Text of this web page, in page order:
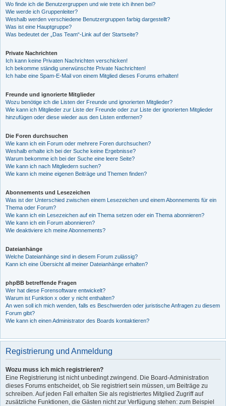
Wo finde ich die Benutzergruppen und wie trete ich ihnen bei?
Wie werde ich Gruppenleiter?
Weshalb werden verschiedene Benutzergruppen farbig dargestellt?
Was ist eine Hauptgruppe?
Was bedeutet der „Das Team“-Link auf der Startseite?
Private Nachrichten
Ich kann keine Privaten Nachrichten verschicken!
Ich bekomme ständig unerwünschte Private Nachrichten!
Ich habe eine Spam-E-Mail von einem Mitglied dieses Forums erhalten!
Freunde und ignorierte Mitglieder
Wozu benötige ich die Listen der Freunde und ignorierten Mitglieder?
Wie kann ich Mitglieder zur Liste der Freunde oder zur Liste der ignorierten Mitglieder
hinzufügen oder diese wieder aus den Listen entfernen?
Die Foren durchsuchen
Wie kann ich ein Forum oder mehrere Foren durchsuchen?
Weshalb erhalte ich bei der Suche keine Ergebnisse?
Warum bekomme ich bei der Suche eine leere Seite?
Wie kann ich nach Mitgliedern suchen?
Wie kann ich meine eigenen Beiträge und Themen finden?
Abonnements und Lesezeichen
Was ist der Unterschied zwischen einem Lesezeichen und einem Abonnements für ein
Thema oder Forum?
Wie kann ich ein Lesezeichen auf ein Thema setzen oder ein Thema abonnieren?
Wie kann ich ein Forum abonnieren?
Wie deaktiviere ich meine Abonnements?
Dateianhänge
Welche Dateianhänge sind in diesem Forum zulässig?
Kann ich eine Übersicht all meiner Dateianhänge erhalten?
phpBB betreffende Fragen
Wer hat diese Forensoftware entwickelt?
Warum ist Funktion x oder y nicht enthalten?
An wen soll ich mich wenden, falls es Beschwerden oder juristische Anfragen zu diesem
Forum gibt?
Wie kann ich einen Administrator des Boards kontaktieren?
Registrierung und Anmeldung
Wozu muss ich mich registrieren?
Eine Registrierung ist nicht unbedingt zwingend. Die Board-Administration
dieses Forums entscheidet, ob Sie registriert sein müssen, um Beiträge zu
schreiben. Auf jeden Fall erhalten Sie als registriertes Mitglied Zugriff auf
zusätzliche Funktionen, die Gästen nicht zur Verfügung stehen: zum Beispiel